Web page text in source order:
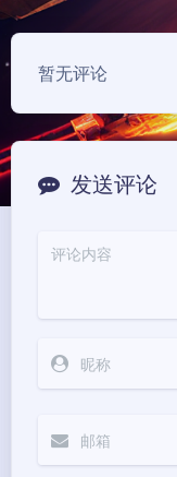
夜间模式
豆
暂无评论
发送评论